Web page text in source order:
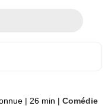
| 26 min | Comédie